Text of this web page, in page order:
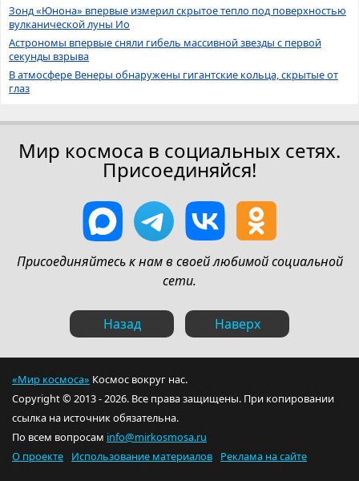
Зонд «Юнона» впервые измерил скрытое тепло под поверхностью
вулканической луны Ио
Астрономы впервые сняли гибель массивной звезды с первой
секунды взрыва
В атмосфере Венеры обнаружены гигантские кольца, скрытые от
глаз
Мир космоса в социальных сетях.
Присоединяйся!
Присоединяйтесь к нам в своей любимой социальной
сети.
Назад Наверх
«Мир космоса» Космос вокруг нас.
Copyright © 2013 - 2026. Все права защищены. При копировании
ссылка на источник обязательна.
По всем вопросам info@mirkosmosa.ru
О проекте
Использование материалов Реклама на сайте